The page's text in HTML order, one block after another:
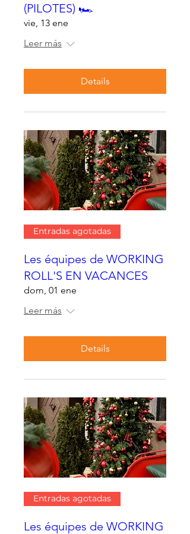
(PILOTES) 🏎
vie, 13 ene
Leer más
Details
Entradas agotadas
Les équipes de WORKING
ROLL'S EN VACANCES
dom, 01 ene
Leer más
Details
Entradas agotadas
Les équipes de WORKING